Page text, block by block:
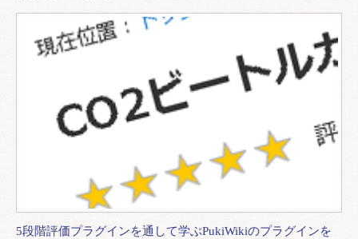
5段階評価プラグインを通して学ぶPukiWikiのプラグインを